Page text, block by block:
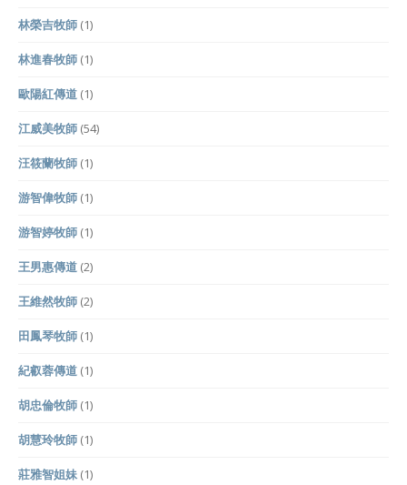
林榮吉牧師 (1)
林進春牧師 (1)
歐陽紅傳道 (1)
江威美牧師 (54)
汪筱蘭牧師 (1)
游智偉牧師 (1)
游智婷牧師 (1)
王男惠傳道 (2)
王維然牧師 (2)
田鳳琴牧師 (1)
紀叡蓉傳道 (1)
胡忠倫牧師 (1)
胡慧玲牧師 (1)
莊雅智姐妹 (1)